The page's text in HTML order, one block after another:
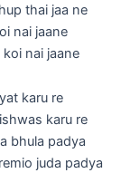
thai jaa ne
nai jaane
nai jaane
karu re
karu re
bhula padya
juda padya